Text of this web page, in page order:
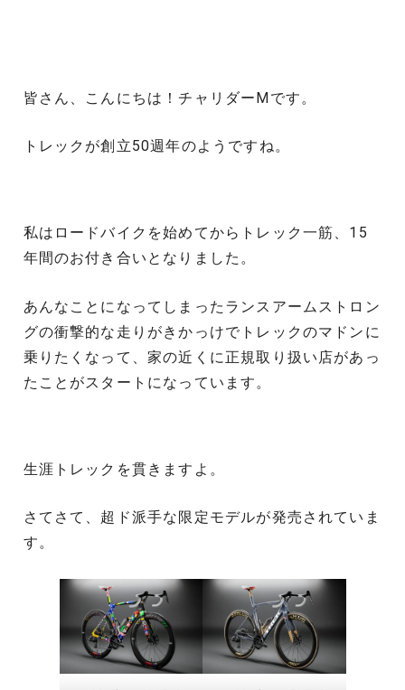
皆さん、こんにちは！チャリダーMです。
トレックが創立50週年のようですね。
私はロードバイクを始めてからトレック一筋、15
年間のお付き合いとなりました。
あんなことになってしまったランスアームストロン
グの衝撃的な走りがきかっけでトレックのマドンに
乗りたくなって、家の近くに正規取り扱い店があっ
たことがスタートになっています。
生涯トレックを貫きますよ。
さてさて、超ド派手な限定モデルが発売されていま
す。